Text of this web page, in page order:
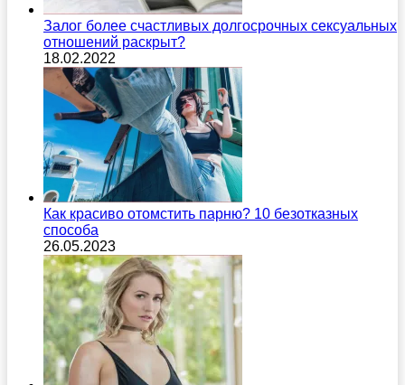
Залог более счастливых долгосрочных сексуальных
отношений раскрыт?
18.02.2022
Как красиво отомстить парню? 10 безотказных
способа
26.05.2023